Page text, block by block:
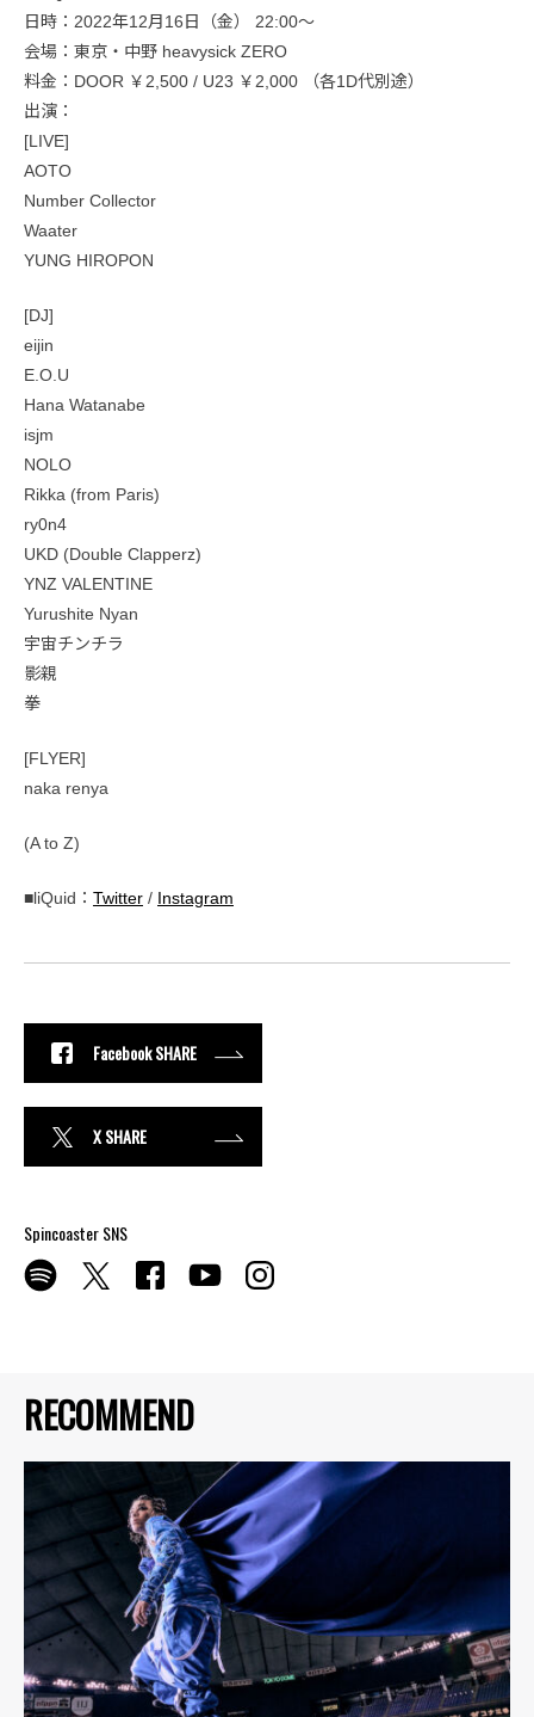
RECOMMEND
日時：2022年12月16日（金） 22:00〜
会場：東京・中野 heavysick ZERO
料金：DOOR ￥2,500 / U23 ￥2,000 （各1D代別途）
出演：
[LIVE]
AOTO
Number Collector
Waater
YUNG HIROPON
[DJ]
eijin
E.O.U
Hana Watanabe
isjm
NOLO
Rikka (from Paris)
ry0n4
UKD (Double Clapperz)
YNZ VALENTINE
Yurushite Nyan
宇宙チンチラ
影親
拳
[FLYER]
naka renya
(A to Z)
■liQuid： Twitter / Instagram
Facebook SHARE
X SHARE
Spincoaster SNS